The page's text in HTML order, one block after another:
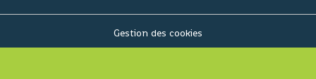
Gestion des cookies